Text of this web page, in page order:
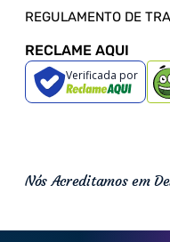
REGULAMENTO DE
RECLAME AQUI
Verificada por
Nós Acreditamos em